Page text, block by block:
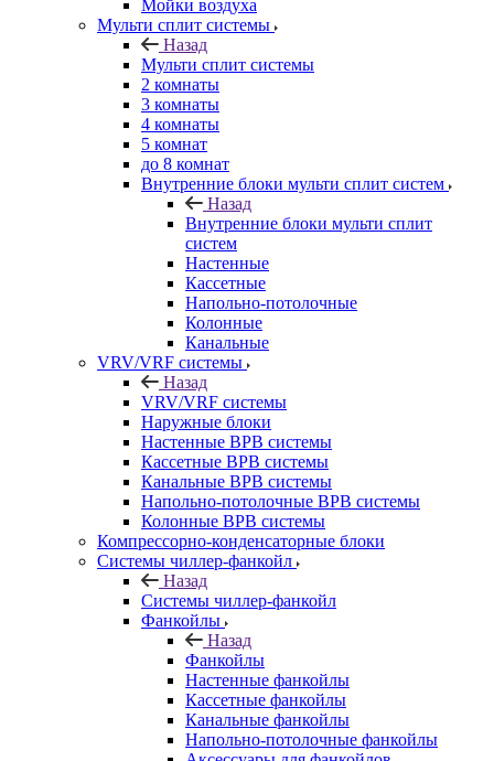
Мойки воздуха
Мульти сплит системы
Назад
Мульти сплит системы
2 комнаты
3 комнаты
4 комнаты
5 комнат
до 8 комнат
Внутренние блоки мульти сплит систем
Назад
Внутренние блоки мульти сплит
систем
Настенные
Кассетные
Напольно-потолочные
Колонные
Канальные
VRV/VRF системы
Назад
VRV/VRF системы
Наружные блоки
Настенные ВРВ системы
Кассетные ВРВ системы
Канальные ВРВ системы
Напольно-потолочные ВРВ системы
Колонные ВРВ системы
Компрессорно-конденсаторные блоки
Системы чиллер-фанкойл
Назад
Системы чиллер-фанкойл
Фанкойлы
Назад
Фанкойлы
Настенные фанкойлы
Кассетные фанкойлы
Канальные фанкойлы
Напольно-потолочные фанкойлы